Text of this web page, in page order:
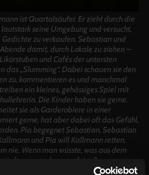
ist Quartalsäufer. Er zieht durch die
seine Umgebung und versucht,
Gedichte zu verkaufen. Sebastian und
damit, durch Lokale zu ziehen –
und Cafés der untersten
das „Slumming“. Dabei schauen sie den
zu, kommentieren es und manchmal
ein kleines, gehässiges Spiel mit
Die Kinder haben sie gerne.
sie als Garderobiere in einer
gerne, hat aber dabei oft das Gefühl,
Pia begegnet Sebastian, Sebastian
und Pia will Kallmann retten,
nie. Wenn man wüsste, was aus dem
man es dann noch tun?